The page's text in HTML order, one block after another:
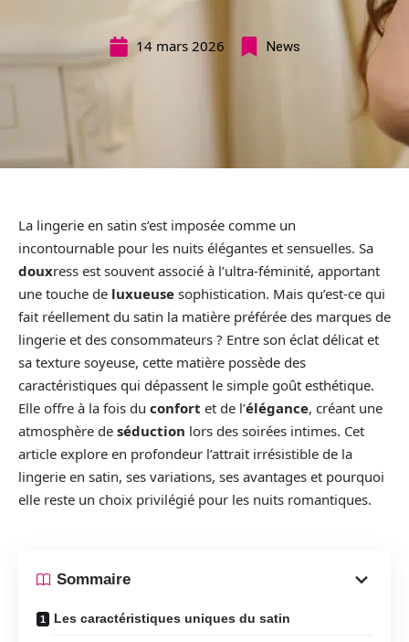
14 mars 2026 News
La lingerie en satin s’est imposée comme un
incontournable pour les nuits élégantes et sensuelles. Sa
douxress est souvent associé à l’ultra-féminité, apportant
une touche de luxueuse sophistication. Mais qu’est-ce qui
fait réellement du satin la matière préférée des marques de
lingerie et des consommateurs ? Entre son éclat délicat et
sa texture soyeuse, cette matière possède des
caractéristiques qui dépassent le simple goût esthétique.
Elle offre à la fois du confort et de l’élégance, créant une
atmosphère de séduction lors des soirées intimes. Cet
article explore en profondeur l’attrait irrésistible de la
lingerie en satin, ses variations, ses avantages et pourquoi
elle reste un choix privilégié pour les nuits romantiques.
Sommaire
Les caractéristiques uniques du satin